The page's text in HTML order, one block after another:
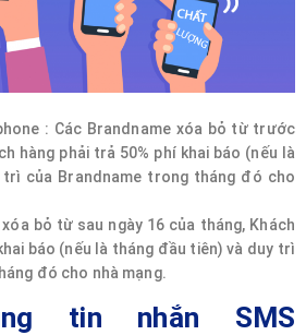
: Các Brandname xóa bỏ từ trước
hàng phải trả 50% phí khai báo (nếu là
của Brandname trong tháng đó cho
bỏ từ sau ngày 16 của tháng, Khách
báo (nếu là tháng đầu tiên) và duy trì
đó cho nhà mạng.
tin nhắn SMS